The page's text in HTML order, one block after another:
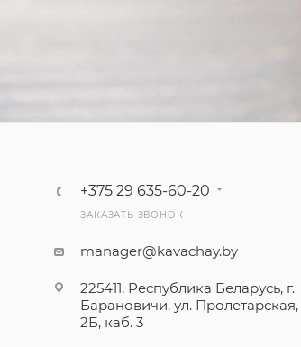
+375 29 635-60-20
ЗАКАЗАТЬ ЗВОНОК
manager@kavachay.by
225411, Республика Беларусь, г.
Барановичи, ул. Пролетарская,
2Б, каб. 3